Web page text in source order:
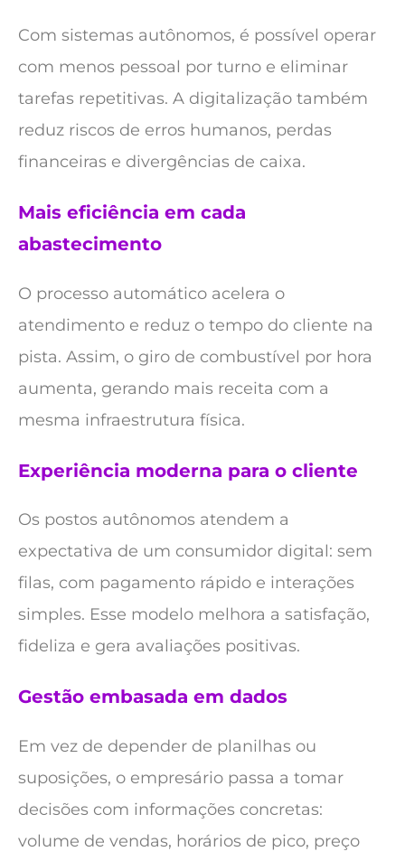
Com sistemas autônomos, é possível operar
com menos pessoal por turno e eliminar
tarefas repetitivas. A digitalização também
reduz riscos de erros humanos, perdas
financeiras e divergências de caixa.
Mais eficiência em cada
abastecimento
O processo automático acelera o
atendimento e reduz o tempo do cliente na
pista. Assim, o giro de combustível por hora
aumenta, gerando mais receita com a
mesma infraestrutura física.
Experiência moderna para o cliente
Os postos autônomos atendem a
expectativa de um consumidor digital: sem
filas, com pagamento rápido e interações
simples. Esse modelo melhora a satisfação,
fideliza e gera avaliações positivas.
Gestão embasada em dados
Em vez de depender de planilhas ou
suposições, o empresário passa a tomar
decisões com informações concretas:
volume de vendas, horários de pico, preço